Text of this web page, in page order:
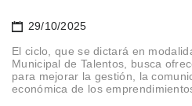
29/10/2025
El ciclo, que se dictará en
Municipal de Talentos, busca
para mejorar la gestión, la
económica de los